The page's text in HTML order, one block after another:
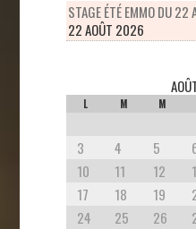
STAGE ÉTÉ EMMO DU
22 AOÛT 2026
L M M
3
4 5
10
11 12
17
18 19
24
25 26